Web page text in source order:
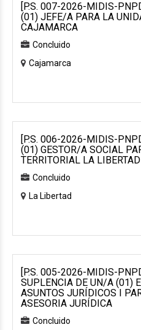
[P.S. 007-2026-MIDIS-
(01) JEFE/A PARA LA
CAJAMARCA
Concluido
Cajamarca
[P.S. 006-2026-MIDIS-
(01) GESTOR/A SOCIAL
TERRITORIAL LA LIBERTAD
Concluido
La Libertad
[P.S. 005-2026-MIDIS-
SUPLENCIA DE UN/A (01)
ASUNTOS JURÍDICOS I
ASESORIA JURÍDICA
Concluido